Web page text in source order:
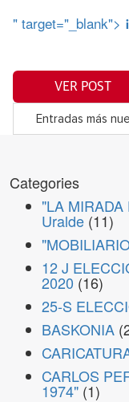
" target="_blank">
VER POST
Entradas más
Categories
"LA MIRADA
Uralde (11)
12 J
2020 (16)
25-S
BASKONIA
CARLOS
1974" (1)